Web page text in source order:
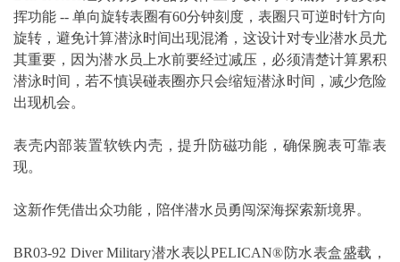
挥功能 -- 单向旋转表圈有60分钟刻度，表圈只可逆时针方向
旋转，避免计算潜泳时间出现混淆，这设计对专业潜水员尤
其重要，因为潜水员上水前要经过减压，必须清楚计算累积
潜泳时间，若不慎误碰表圈亦只会缩短潜泳时间，减少危险
出现机会。
表壳内部装置软铁内壳，提升防磁功能，确保腕表可靠表
现。
这新作凭借出众功能，陪伴潜水员勇闯深海探索新境界。
BR03-92 Diver Military潜水表以PELICAN®防水表盒盛载，